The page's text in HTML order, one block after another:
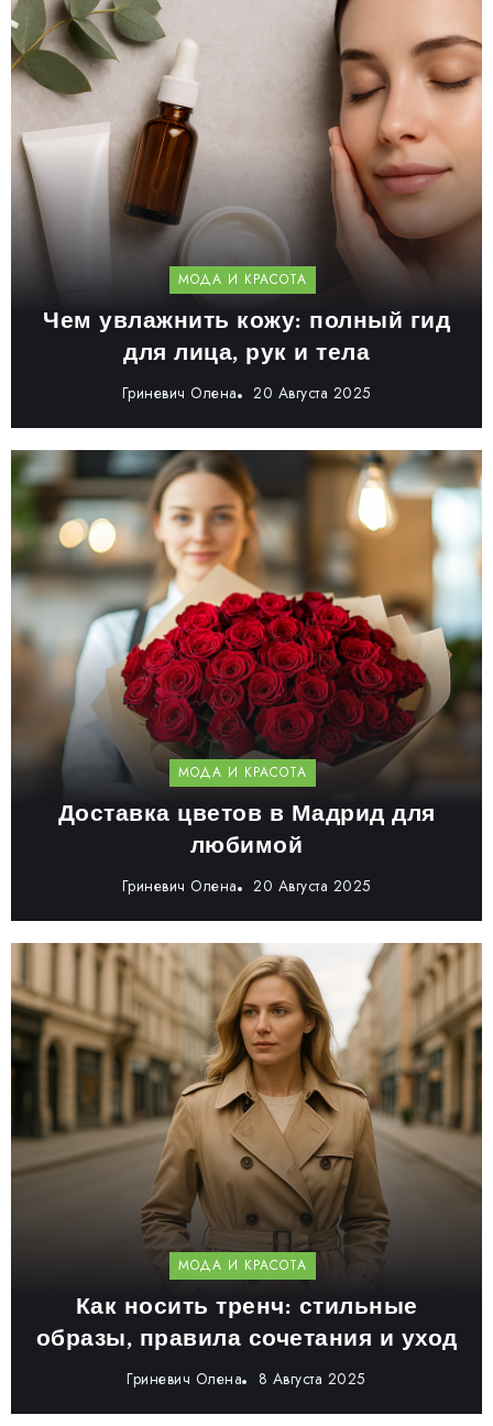
МОДА И КРАСОТА
Чем увлажнить кожу: полный гид
для лица, рук и тела
Гриневич Олена 20 Августа 2025
МОДА И КРАСОТА
Доставка цветов в Мадрид для
любимой
Гриневич Олена 20 Августа 2025
МОДА И КРАСОТА
Как носить тренч: стильные
образы, правила сочетания и уход
Гриневич Олена 8 Августа 2025